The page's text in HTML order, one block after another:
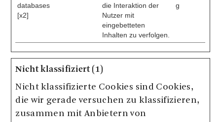
databases
[x2]
die Interaktion der
Nutzer mit
eingebetteten
Inhalten zu verfolgen.
g
Nicht klassifiziert (1)
Nicht klassifizierte Cookies sind Cookies,
die wir gerade versuchen zu klassifizieren,
zusammen mit Anbietern von